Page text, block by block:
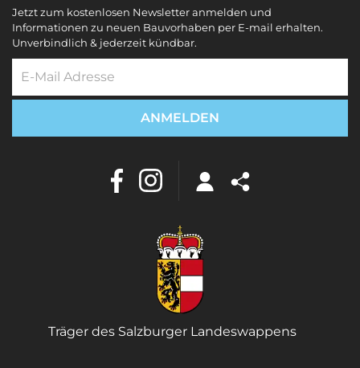
Jetzt zum kostenlosen Newsletter anmelden und
Informationen zu neuen Bauvorhaben per E-mail erhalten.
Unverbindlich & jederzeit kündbar.
Träger des Salzburger Landeswappens